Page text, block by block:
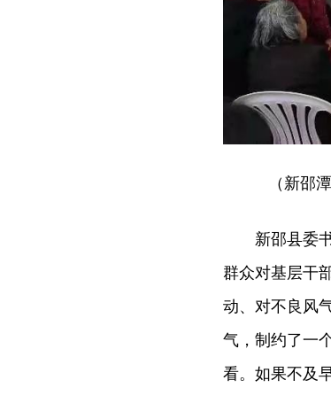
（新邵
新邵县委书
群众对基层干
动、对不良风
气，制约了一
看。如果不及